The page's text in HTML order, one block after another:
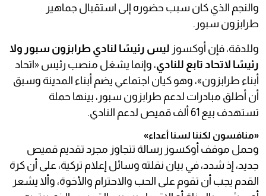
والنجم الذي كان سبب حضوره إلى استقبال جماهير
طرابزون سبور.
وللدقة، فإن أوكسوز ليس رئيسًا لنادي طرابزون سبور ولا
رئيسًا لاتحاد تابع للنادي، وإنما يشغل منصب رئيس «اتحاد
أبناء طرابزون»، وهو كيان اجتماعي يضم أبناء المدينة وسبق
أن أطلق مبادرات لدعم طرابزون سبور، بينها حملة
تستهدف بيع 61 ألف قميص لدعم النادي.
«منافسون لكننا لسنا أعداء»
وحمل موقف أوكسوز رسالة تتجاوز مجرد تقديم قميص
جديد، إذ شدد، في بيان نقلته وسائل إعلام تركية، على أن كرة
القدم يجب أن تقوم على الحب والاحترام والأخوة، وألا يشعر